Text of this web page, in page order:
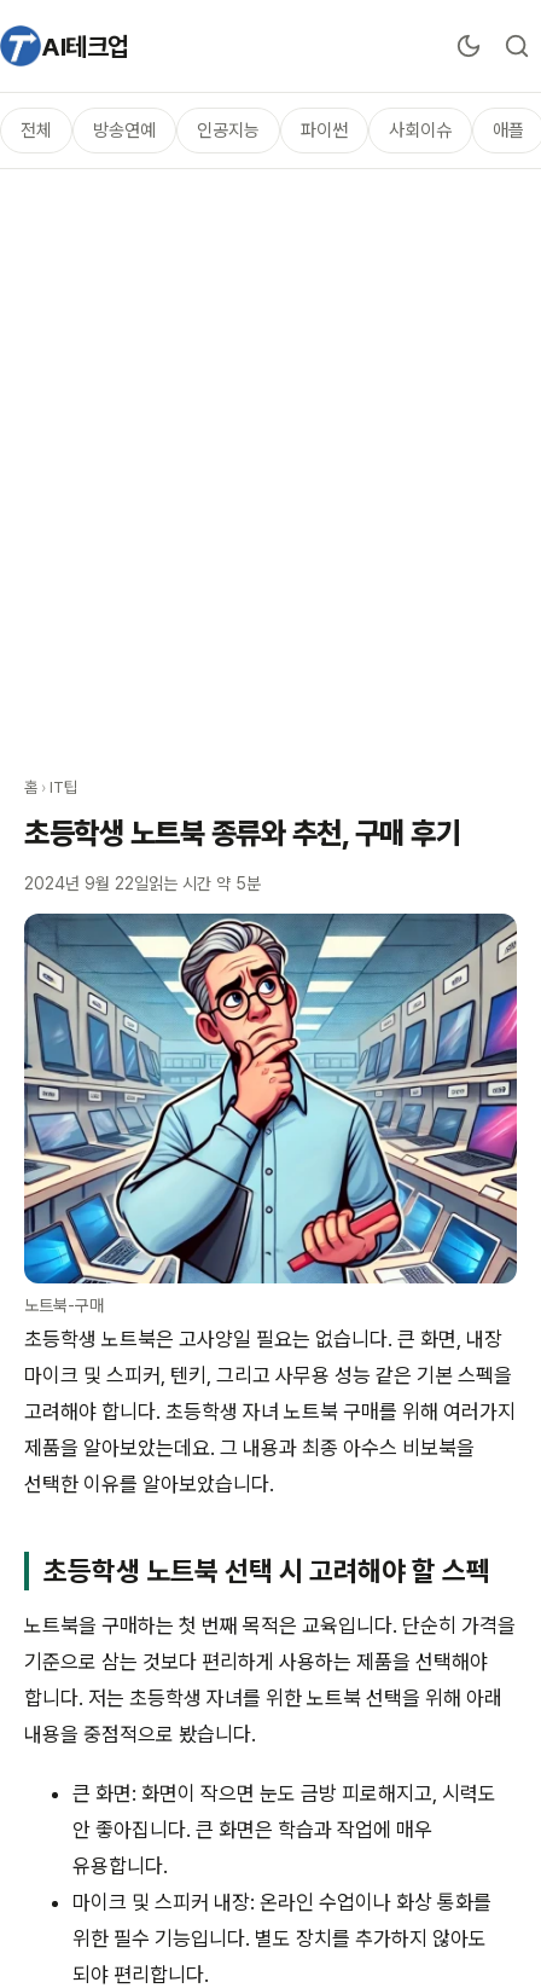
AI테크업
전체 방송연예 인공지능 파이썬 사회이슈 애플
홈 › IT팁
초등학생 노트북 종류와 추천, 구매 후기
2024년 9월 22일읽는 시간 약 5분
노트북-구매
초등학생 노트북은 고사양일 필요는 없습니다. 큰 화면, 내장
마이크 및 스피커, 텐키, 그리고 사무용 성능 같은 기본 스펙을
고려해야 합니다. 초등학생 자녀 노트북 구매를 위해 여러가지
제품을 알아보았는데요. 그 내용과 최종 아수스 비보북을
선택한 이유를 알아보았습니다.
초등학생 노트북 선택 시 고려해야 할 스펙
노트북을 구매하는 첫 번째 목적은 교육입니다. 단순히 가격을
기준으로 삼는 것보다 편리하게 사용하는 제품을 선택해야
합니다. 저는 초등학생 자녀를 위한 노트북 선택을 위해 아래
내용을 중점적으로 봤습니다.
큰 화면: 화면이 작으면 눈도 금방 피로해지고, 시력도
안 좋아집니다. 큰 화면은 학습과 작업에 매우
유용합니다.
마이크 및 스피커 내장: 온라인 수업이나 화상 통화를
위한 필수 기능입니다. 별도 장치를 추가하지 않아도
되야 편리합니다.